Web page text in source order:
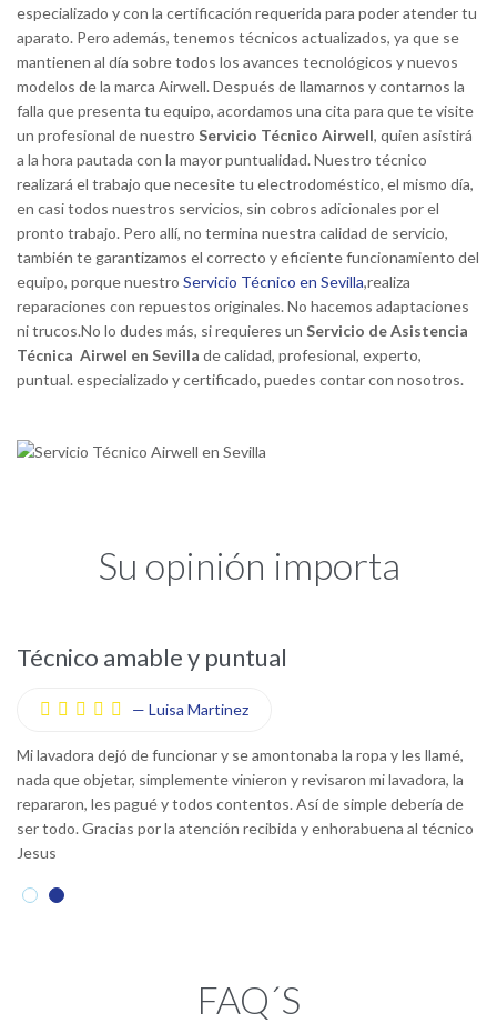
especializado y con la certificación requerida para poder atender tu
aparato. Pero además, tenemos técnicos actualizados, ya que se
mantienen al día sobre todos los avances tecnológicos y nuevos
modelos de la marca Airwell. Después de llamarnos y contarnos la
falla que presenta tu equipo, acordamos una cita para que te visite
un profesional de nuestro Servicio Técnico Airwell, quien asistirá
a la hora pautada con la mayor puntualidad. Nuestro técnico
realizará el trabajo que necesite tu electrodoméstico, el mismo día,
en casi todos nuestros servicios, sin cobros adicionales por el
pronto trabajo. Pero allí, no termina nuestra calidad de servicio,
también te garantizamos el correcto y eficiente funcionamiento del
equipo, porque nuestro Servicio Técnico en Sevilla,realiza
reparaciones con repuestos originales. No hacemos adaptaciones
ni trucos.No lo dudes más, si requieres un Servicio de Asistencia
Técnica Airwel en Sevilla de calidad, profesional, experto,
puntual. especializado y certificado, puedes contar con nosotros.
Su opinión importa
Técnico amable y puntual
     — Luisa Martinez
Mi lavadora dejó de funcionar y se amontonaba la ropa y les llamé,
nada que objetar, simplemente vinieron y revisaron mi lavadora, la
repararon, les pagué y todos contentos. Así de simple debería de
ser todo. Gracias por la atención recibida y enhorabuena al técnico
Jesus
FAQ´S